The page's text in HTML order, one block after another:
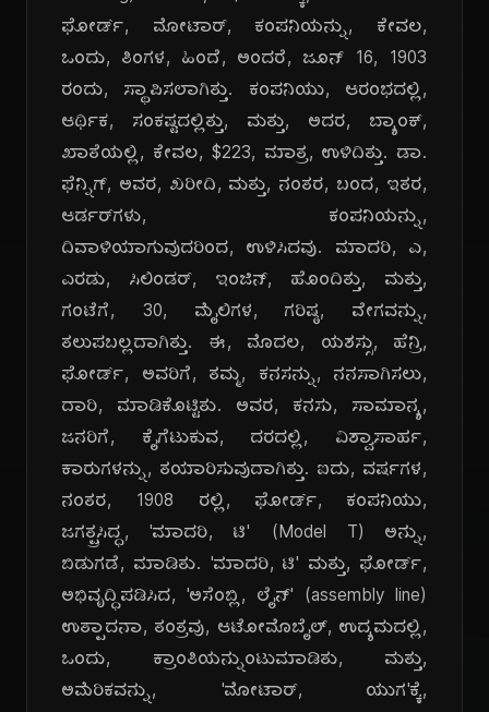
ಫೋರ್ಡ್, ಮೋಟಾರ್, ಕಂಪನಿಯನ್ನು, ಕೇವಲ,
ಒಂದು, ತಿಂಗಳ, ಹಿಂದೆ, ಅಂದರೆ, ಜೂನ್ 16, 1903
ರಂದು, ಸ್ಥಾಪಿಸಲಾಗಿತ್ತು. ಕಂಪನಿಯು, ಆರಂಭದಲ್ಲಿ,
ಆರ್ಥಿಕ, ಸಂಕಷ್ಟದಲ್ಲಿತ್ತು, ಮತ್ತು, ಅದರ, ಬ್ಯಾಂಕ್,
ಖಾತೆಯಲ್ಲಿ, ಕೇವಲ, $223, ಮಾತ್ರ, ಉಳಿದಿತ್ತು. ಡಾ.
ಫೆನ್ನಿಗ್, ಅವರ, ಖರೀದಿ, ಮತ್ತು, ನಂತರ, ಬಂದ, ಇತರ,
ಆರ್ಡರ್‌ಗಳು, ಕಂಪನಿಯನ್ನು,
ದಿವಾಳಿಯಾಗುವುದರಿಂದ, ಉಳಿಸಿದವು. ಮಾದರಿ, ಎ,
ಎರಡು, ಸಿಲಿಂಡರ್, ಇಂಜಿನ್, ಹೊಂದಿತ್ತು, ಮತ್ತು,
ಗಂಟೆಗೆ, 30, ಮೈಲಿಗಳ, ಗರಿಷ್ಠ, ವೇಗವನ್ನು,
ತಲುಪಬಲ್ಲದಾಗಿತ್ತು. ಈ, ಮೊದಲ, ಯಶಸ್ಸು, ಹೆನ್ರಿ,
ಫೋರ್ಡ್, ಅವರಿಗೆ, ತಮ್ಮ, ಕನಸನ್ನು, ನನಸಾಗಿಸಲು,
ದಾರಿ, ಮಾಡಿಕೊಟ್ಟಿತು. ಅವರ, ಕನಸು, ಸಾಮಾನ್ಯ,
ಜನರಿಗೆ, ಕೈಗೆಟುಕುವ, ದರದಲ್ಲಿ, ವಿಶ್ವಾಸಾರ್ಹ,
ಕಾರುಗಳನ್ನು, ತಯಾರಿಸುವುದಾಗಿತ್ತು. ಐದು, ವರ್ಷಗಳ,
ನಂತರ, 1908 ರಲ್ಲಿ, ಫೋರ್ಡ್, ಕಂಪನಿಯು,
ಜಗತ್ಪ್ರಸಿದ್ಧ, 'ಮಾದರಿ, ಟಿ' (Model T) ಅನ್ನು,
ಬಿಡುಗಡೆ, ಮಾಡಿತು. 'ಮಾದರಿ, ಟಿ' ಮತ್ತು, ಫೋರ್ಡ್,
ಅಭಿವೃದ್ಧಿಪಡಿಸಿದ, 'ಅಸೆಂಬ್ಲಿ, ಲೈನ್' (assembly line)
ಉತ್ಪಾದನಾ, ತಂತ್ರವು, ಆಟೋಮೊಬೈಲ್, ಉದ್ಯಮದಲ್ಲಿ,
ಒಂದು, ಕ್ರಾಂತಿಯನ್ನುಂಟುಮಾಡಿತು, ಮತ್ತು,
ಅಮೆರಿಕವನ್ನು, 'ಮೋಟಾರ್, ಯುಗ'ಕ್ಕೆ,